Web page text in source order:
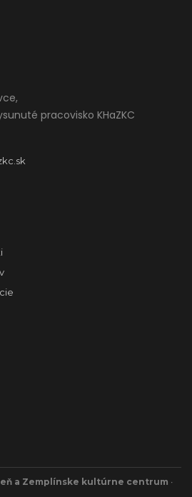
pracovisko KHaZKC
a Zemplínske kultúrne centrum •